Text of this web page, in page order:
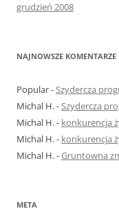
grudzień 2008
NAJNOWSZE KOMENTARZE
Popular-Szydercza
Michal H.-Szydercza
Michal H.- konkurencja
Michal H.- konkurencja
Michal H.-Gruntowna
META